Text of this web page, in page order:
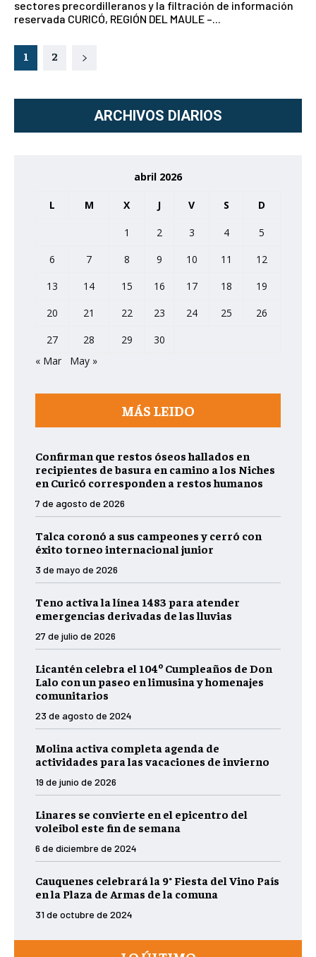
sectores precordilleranos y la filtración de información
reservada CURICÓ, REGIÓN DEL MAULE –...
1 2
ARCHIVOS DIARIOS
abril 2026
L M X J V S D
1 2 3 4
5
6
7 8 9 10 11
12
13
14 15 16 17 18
19
20
21 22 23 24 25
26
27
28 29
30
« Mar
May »
MÁS LEIDO
Confirman que restos óseos hallados en
recipientes de basura en camino a los Niches
en Curicó corresponden a restos humanos
7 de agosto de 2026
Talca coronó a sus campeones y cerró con
éxito torneo internacional junior
3 de mayo de 2026
Teno activa la línea 1483 para atender
emergencias derivadas de las lluvias
27 de julio de 2026
Licantén celebra el 104º Cumpleaños de Don
Lalo con un paseo en limusina y homenajes
comunitarios
23 de agosto de 2024
Molina activa completa agenda de
actividades para las vacaciones de invierno
19 de junio de 2026
Linares se convierte en el epicentro del
voleibol este fin de semana
6 de diciembre de 2024
Cauquenes celebrará la 9° Fiesta del Vino País
en la Plaza de Armas de la comuna
31 de octubre de 2024